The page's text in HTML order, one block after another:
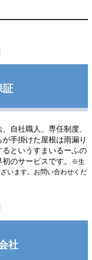
証
自社職人、専任制度、
手掛けた屋根は雨漏り
というすまいるーふの
のサービスです。
※生
います。お問い合わせくだ
社